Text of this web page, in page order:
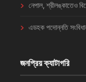
নেপাল, শ্রীলঙ্কাতেও
এডহক পদোন্নতি
জনপ্রিয় ক্যাটাগরি